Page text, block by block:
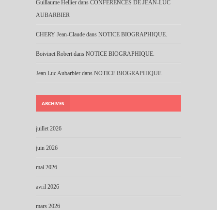
Guillaume Hellier dans CONFERENCES DE JEAN-LUC
AUBARBIER
CHERY Jean-Claude dans NOTICE BIOGRAPHIQUE.
Boivinet Robert dans NOTICE BIOGRAPHIQUE.
Jean Luc Aubarbier dans NOTICE BIOGRAPHIQUE.
ARCHIVES
juillet 2026
juin 2026
mai 2026
avril 2026
mars 2026